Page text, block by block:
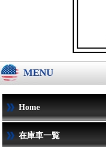
MENU
Home
在庫車一覧